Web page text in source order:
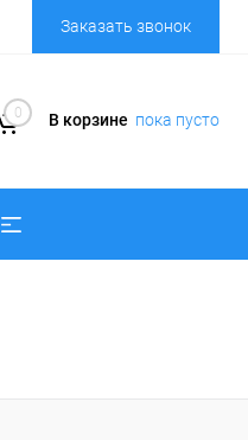
Заказать звонок
0 В корзине пока пусто